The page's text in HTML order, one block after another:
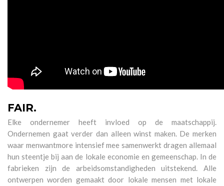
FAIR.
Elke ondernemer heeft invloed op de maatschappij.
Ondernemen gaat verder dan alleen winst maken. De merken
waar menwantmore intensief mee samenwerkt dragen allemaal
hun steentje bij aan de lokale economie en gemeenschap. In de
fabrieken zijn de arbeidsomstandigheden uitstekend. Alle
ontwerpen worden gemaakt door lokale mensen met lokale